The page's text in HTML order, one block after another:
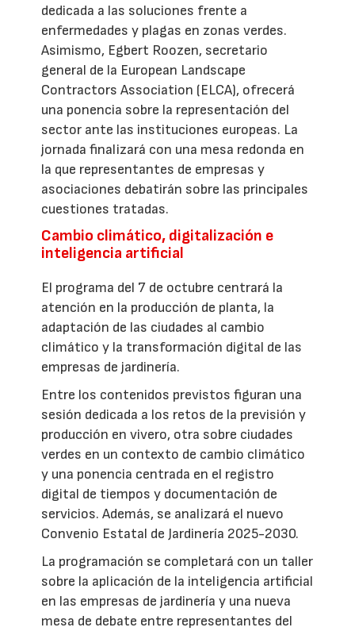
dedicada a las soluciones frente a
enfermedades y plagas en zonas verdes.
Asimismo, Egbert Roozen, secretario
general de la European Landscape
Contractors Association (ELCA), ofrecerá
una ponencia sobre la representación del
sector ante las instituciones europeas. La
jornada finalizará con una mesa redonda en
la que representantes de empresas y
asociaciones debatirán sobre las principales
cuestiones tratadas.
Cambio climático, digitalización e
inteligencia artificial
El programa del 7 de octubre centrará la
atención en la producción de planta, la
adaptación de las ciudades al cambio
climático y la transformación digital de las
empresas de jardinería.
Entre los contenidos previstos figuran una
sesión dedicada a los retos de la previsión y
producción en vivero, otra sobre ciudades
verdes en un contexto de cambio climático
y una ponencia centrada en el registro
digital de tiempos y documentación de
servicios. Además, se analizará el nuevo
Convenio Estatal de Jardinería 2025-2030.
La programación se completará con un taller
sobre la aplicación de la inteligencia artificial
en las empresas de jardinería y una nueva
mesa de debate entre representantes del